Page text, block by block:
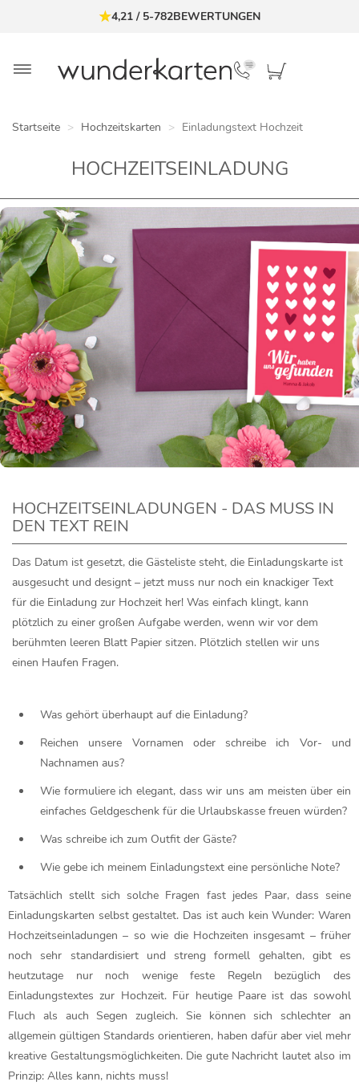
4,21 / 5-782BEWERTUNGEN
Startseite Hochzeitskarten Einladungstext Hochzeit
HOCHZEITSEINLADUNG
HOCHZEITSEINLADUNGEN - DAS MUSS IN
DEN TEXT REIN
Das Datum ist gesetzt, die Gästeliste steht, die Einladungskarte ist
ausgesucht und designt – jetzt muss nur noch ein knackiger Text
für die Einladung zur Hochzeit her! Was einfach klingt, kann
plötzlich zu einer großen Aufgabe werden, wenn wir vor dem
berühmten leeren Blatt Papier sitzen. Plötzlich stellen wir uns
einen Haufen Fragen.
Was gehört überhaupt auf die Einladung?
Reichen unsere Vornamen oder schreibe ich Vor- und
Nachnamen aus?
Wie formuliere ich elegant, dass wir uns am meisten über ein
einfaches Geldgeschenk für die Urlaubskasse freuen würden?
Was schreibe ich zum Outfit der Gäste?
Wie gebe ich meinem Einladungstext eine persönliche Note?
Tatsächlich stellt sich solche Fragen fast jedes Paar, dass seine
Einladungskarten selbst gestaltet. Das ist auch kein Wunder: Waren
Hochzeitseinladungen – so wie die Hochzeiten insgesamt – früher
noch sehr standardisiert und streng formell gehalten, gibt es
heutzutage nur noch wenige feste Regeln bezüglich des
Einladungstextes zur Hochzeit. Für heutige Paare ist das sowohl
Fluch als auch Segen zugleich. Sie können sich schlechter an
allgemein gültigen Standards orientieren, haben dafür aber viel mehr
kreative Gestaltungsmöglichkeiten. Die gute Nachricht lautet also im
Prinzip: Alles kann, nichts muss!